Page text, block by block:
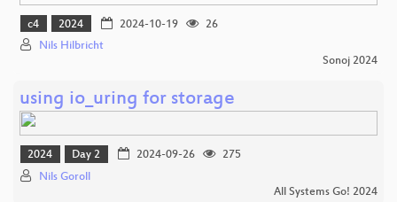
c4 2024 2024-10-19
26
Nils Hilbricht
Sonoj 2024
using io_uring for storage
2024 Day 2 2024-09-26
275
Nils Goroll
All Systems Go! 2024